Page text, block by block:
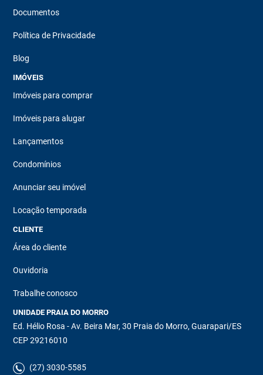
Documentos
Política de Privacidade
Blog
IMÓVEIS
Imóveis para comprar
Imóveis para alugar
Lançamentos
Condomínios
Anunciar seu imóvel
Locação temporada
CLIENTE
Área do cliente
Ouvidoria
Trabalhe conosco
UNIDADE PRAIA DO MORRO
Ed. Hélio Rosa - Av. Beira Mar, 30 Praia do Morro, Guarapari/ES
CEP 29216010
(27) 3030-5585